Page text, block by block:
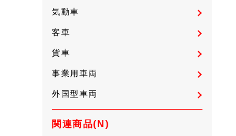
気動車
客車
貨車
事業用車両
外国型車両
関連商品(N)